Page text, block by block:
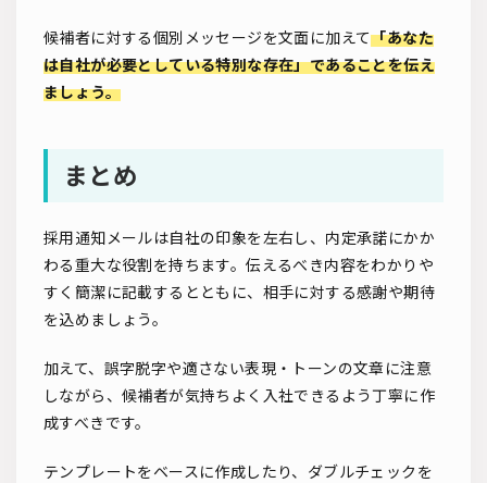
候補者に対する個別メッセージを文面に加えて「あなた
は自社が必要としている特別な存在」であることを伝え
ましょう。
まとめ
採用通知メールは自社の印象を左右し、内定承諾にかか
わる重大な役割を持ちます。伝えるべき内容をわかりや
すく簡潔に記載するとともに、相手に対する感謝や期待
を込めましょう。
加えて、誤字脱字や適さない表現・トーンの文章に注意
しながら、候補者が気持ちよく入社できるよう丁寧に作
成すべきです。
テンプレートをベースに作成したり、ダブルチェックを